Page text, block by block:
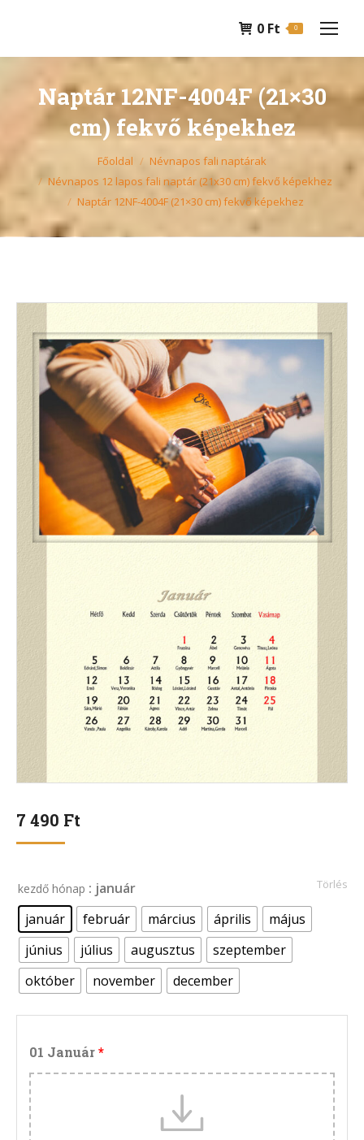
0 Ft 0
Naptár 12NF-4004F (21×30
cm) fekvő képekhez
Főoldal
Névnapos fali naptárak
Névnapos 12 lapos fali naptár (21x30 cm) fekvő képekhez
Naptár 12NF-4004F (21×30 cm) fekvő képekhez
7 490 Ft
kezdő hónap : január
január
február március április
május
június
július augusztus
szeptember
október
november december
Törlés
01 Január